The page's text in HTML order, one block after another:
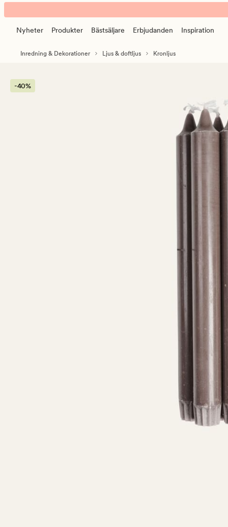
Premium
stearin
dimlila
banner.
Klicka
ESCAPE
att
pausa.
Nyheter Produkter Bästsäljare Erbjudanden Inspiration
Inredning & Dekorationer Ljus & doftljus Kronljus
-40%